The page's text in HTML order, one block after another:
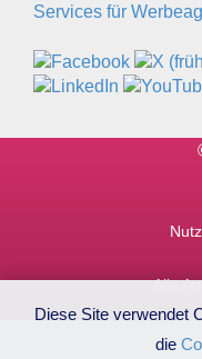
Services für
Alle
Diese Site verwendet
die